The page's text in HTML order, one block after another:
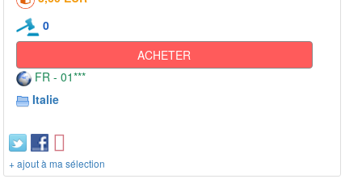
0
ACHETER
FR - 01***
Italie
+ ajout à ma sélection